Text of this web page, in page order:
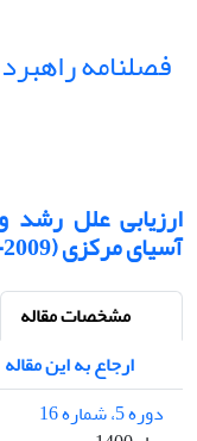
فصلنامه
ارزیابی علل
آسیای مرکزی (2009-2019)
مشخصات مقاله
ارجاع به این مقاله
دوره 5، شماره 16